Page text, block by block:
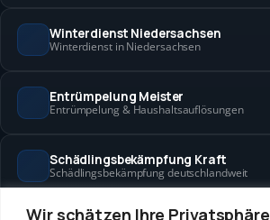
Wir schätzen Ihre Privatsphäre
Winterdienst Niedersachsen
Winterdienst in Niedersachsen
Entrümpelung Meister
Entrümpelung & Haushaltsauflösungen
Schädlingsbekämpfung Kraft
Schädlingsbekämpfung deutschlandweit